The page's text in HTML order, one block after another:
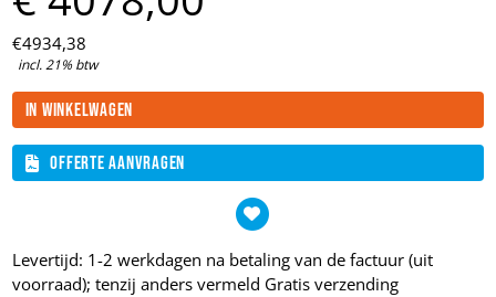
€4934,38
incl. 21% btw
In winkelwagen
Offerte aanvragen
Levertijd: 1-2 werkdagen na betaling van de factuur (uit
voorraad); tenzij anders vermeld Gratis verzending